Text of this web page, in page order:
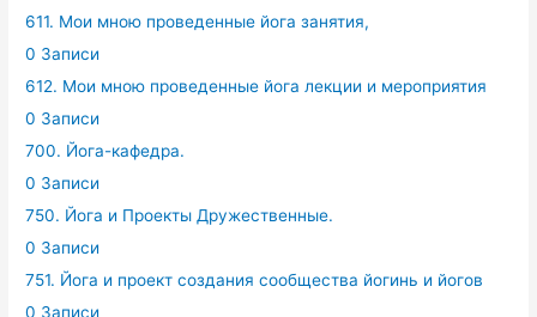
611. Мои мною проведенные йога занятия,
0 Записи
612. Мои мною проведенные йога лекции и мероприятия
0 Записи
700. Йога-кафедра.
0 Записи
750. Йога и Проекты Дружественные.
0 Записи
751. Йога и проект создания сообщества йогинь и йогов
0 Записи